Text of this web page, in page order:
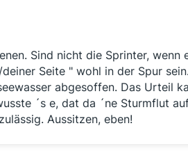
Sind nicht die Sprinter,
Seite " wohl in der Spur
abgesoffen. Das Urteil
´s e, dat da ´ne Sturmflut
Aussitzen, eben!